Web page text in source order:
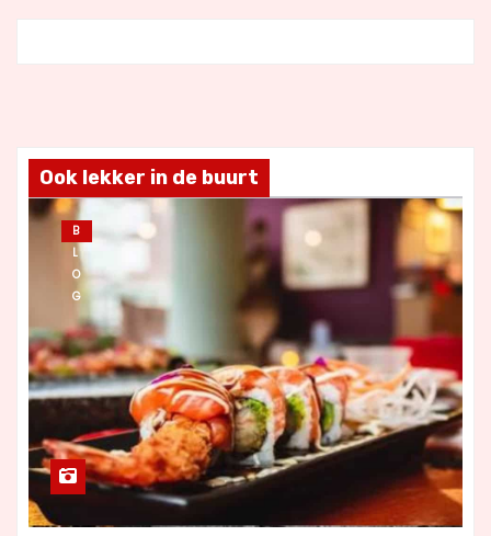
Ook lekker in de buurt
B
L
O
G